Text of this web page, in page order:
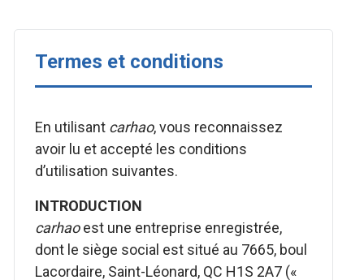
Termes et conditions
En utilisant carhao, vous reconnaissez
avoir lu et accepté les conditions
d’utilisation suivantes.
INTRODUCTION
carhaoest une entreprise enregistrée,
dont le siège social est situé au 7665, boul
Lacordaire, Saint-Léonard, QC H1S 2A7 («